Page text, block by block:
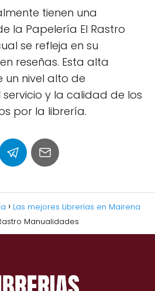
tienen una
la Papelería El Rastro
se refleja en su
reseñas. Esta alta
un nivel alto de
y la calidad de los
por la librería.
Las mejores Librerías en Mairena
Manualidades